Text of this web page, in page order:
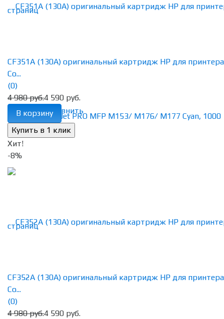
избранное сравнить
CF351A (130A) оригинальный картридж HP для
Co...
(0)
4 980 руб.4 590 руб.
В корзину
Хит!
-8%
CF352A (130A) оригинальный картридж HP для
Co...
(0)
4 980 руб.4 590 руб.